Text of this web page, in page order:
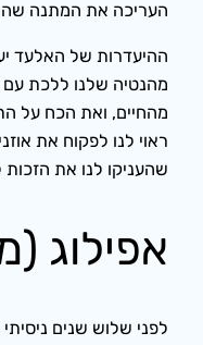
העריכה את המתנה
ההיעדרות של האלעד
מהנטיה שלנו ללכת
מהחיים, ואת הכח על
ראוי לנו לפקוח את
שהעניקו לנו את
אפילוג (מאי
לפני שלוש שנים